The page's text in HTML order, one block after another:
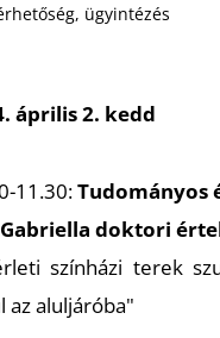
ügyintézés
április 2. kedd
11.30:Tudományos
Gabriella doktori
színházi terek
az aluljáróba"